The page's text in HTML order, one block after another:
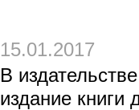
15.01.2017
В
издание книги